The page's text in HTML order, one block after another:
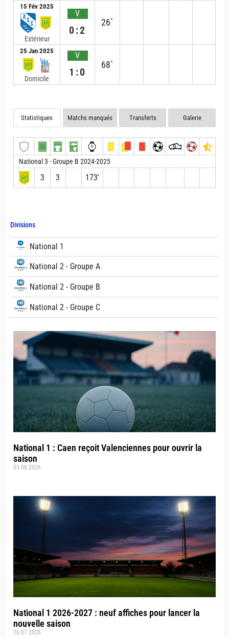
Divisions
National 1
National 2 - Groupe A
National 2 - Groupe B
National 2 - Groupe C
National 1 : Caen reçoit Valenciennes pour ouvrir la
saison
03.08.2026
National 1 2026-2027 : neuf affiches pour lancer la
nouvelle saison
26.07.2026
15 Fév 2025
Extérieur
V
0:2
26`
25 Jan 2025
Domicile
V
1:0
68`
Statistiques Matchs manqués Transferts Galerie
National 3 - Groupe B 2024-2025
3 3 173′